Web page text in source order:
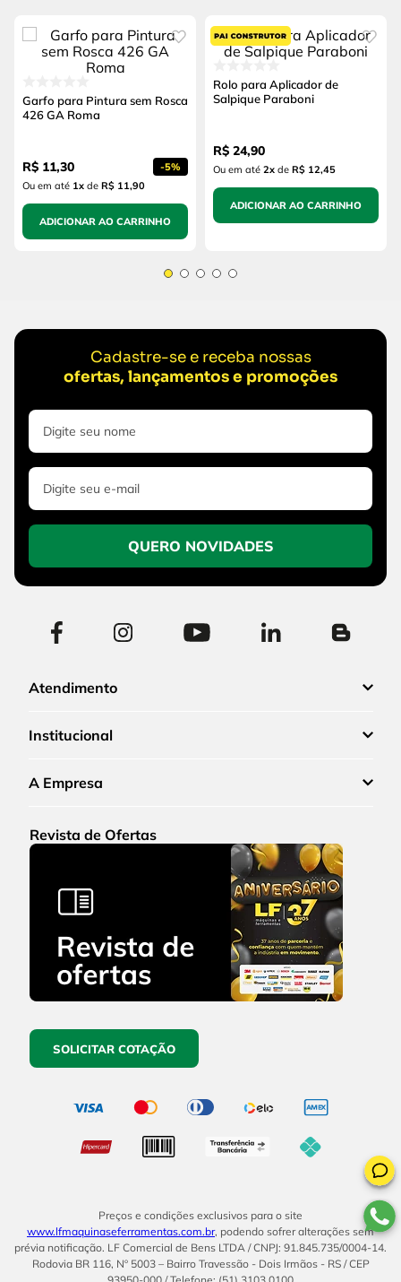
Garfo para Pintura sem Rosca
426 GA Roma
R$ 11,30 -5%
Ou em até 1x de R$ 11,90
ADICIONAR AO CARRINHO
Rolo para Aplicador de
Salpique Paraboni
R$ 24,90
Ou em até 2x de R$ 12,45
ADICIONAR AO CARRINHO
Cadastre-se e receba nossas
ofertas, lançamentos e promoções
QUERO NOVIDADES
Atendimento
Institucional
A Empresa
Revista de Ofertas
SOLICITAR COTAÇÃO
Preços e condições exclusivos para o site
www.lfmaquinaseferramentas.com.br, podendo sofrer alterações sem
prévia notificação. LF Comercial de Bens LTDA / CNPJ: 91.845.735/0004-14.
Rodovia BR 116, Nº 5003 – Bairro Travessão - Dois Irmãos - RS / CEP